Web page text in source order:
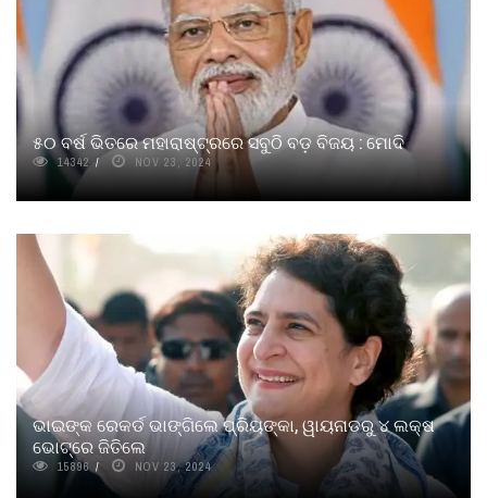
୫୦ ବର୍ଷ ଭିତରେ ମହାରାଷ୍ଟ୍ରରେ ସବୁଠି ବଡ଼ ବିଜୟ : ମୋଦି
14342 NOV 23, 2024
ଭାଇଙ୍କ ରେକର୍ଡ ଭାଙ୍ଗିଲେ ପ୍ରିୟଙ୍କା, ୱାୟନାଡରୁ ୪ ଲକ୍ଷ
ଭୋଟ୍‌ରେ ଜିତିଲେ
15896 NOV 23, 2024